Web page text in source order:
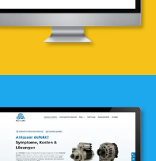
Webdesign & -entwicklung